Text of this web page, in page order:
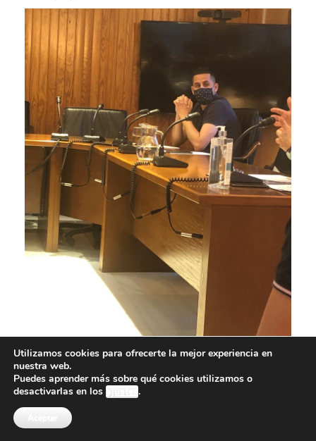
Utilizamos cookies para ofrecerte la mejor experiencia en
nuestra web.
Puedes aprender más sobre qué cookies utilizamos o
desactivarlas en los ajustes.